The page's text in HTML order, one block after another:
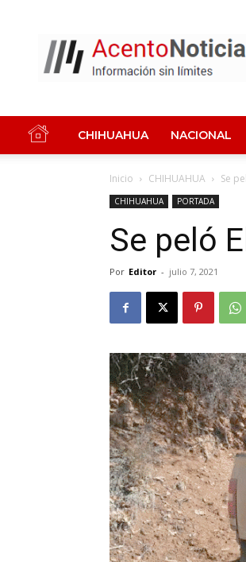
Noticias
CHIHUAHUA NACIONAL
Inicio CHIHUAHUA Se
CHIHUAHUA PORTADA
Se peló
Por Editor - julio 7, 2021